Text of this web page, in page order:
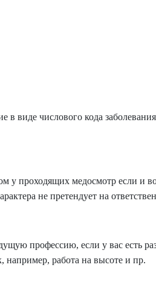
в виде числового кода
у проходящих медосмотр если и
не претендует на
профессию, если у вас есть
например, работа на высоте и пр.